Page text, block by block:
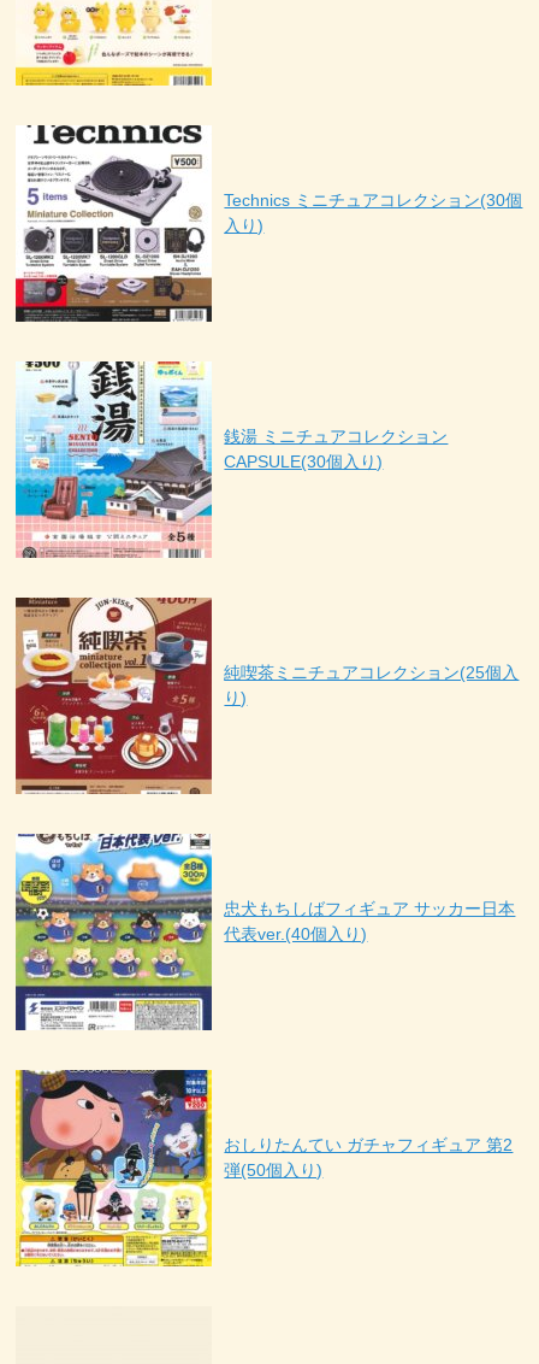
Technics ミニチュアコレクション(30個
入り)
銭湯 ミニチュアコレクション
CAPSULE(30個入り)
純喫茶ミニチュアコレクション(25個入
り)
忠犬もちしばフィギュア サッカー日本
代表ver.(40個入り)
おしりたんてい ガチャフィギュア 第2
弾(50個入り)